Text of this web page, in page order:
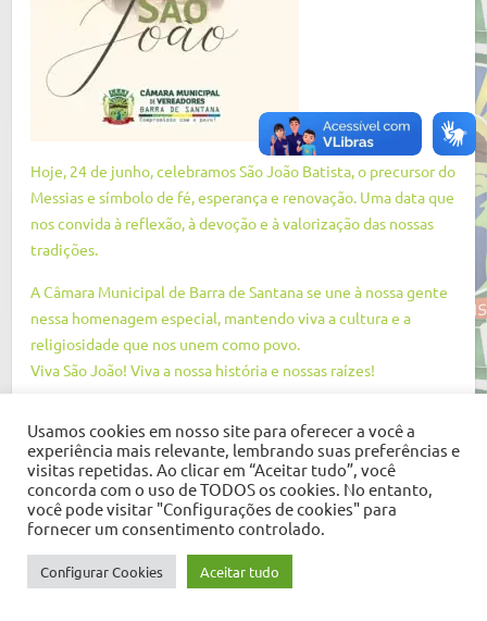
Hoje, 24 de junho, celebramos São João Batista, o precursor do
Messias e símbolo de fé, esperança e renovação. Uma data que
nos convida à reflexão, à devoção e à valorização das nossas
tradições.
A Câmara Municipal de Barra de Santana se une à nossa gente
nessa homenagem especial, mantendo viva a cultura e a
religiosidade que nos unem como povo.
Viva São João! Viva a nossa história e nossas raízes!
Copyright © 2026Câmara Municipal de Barra de Santana. Tema porColorlib
Desenvolvido emWordPress
Usamos cookies em nosso site para oferecer a você a
experiência mais relevante, lembrando suas preferências e
visitas repetidas. Ao clicar em “Aceitar tudo”, você
concorda com o uso de TODOS os cookies. No entanto,
você pode visitar "Configurações de cookies" para
fornecer um consentimento controlado.
Configurar Cookies Aceitar tudo